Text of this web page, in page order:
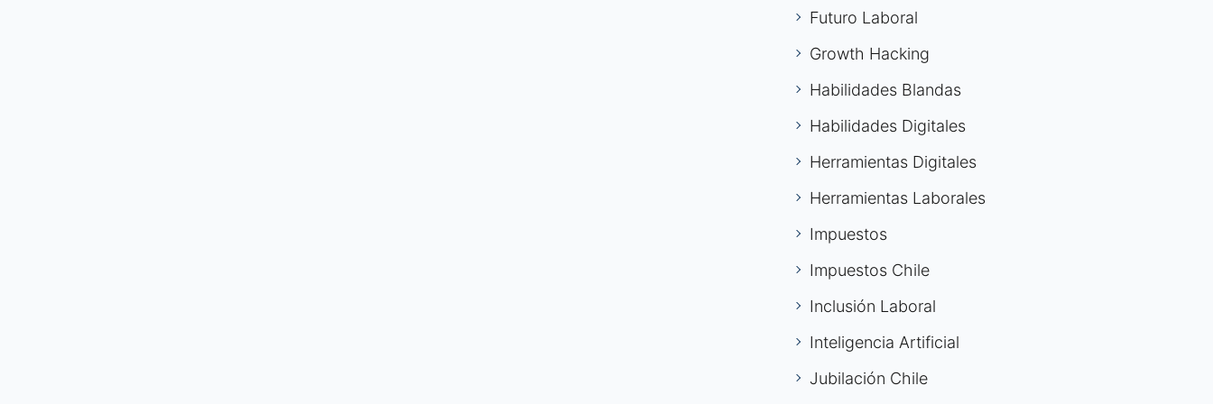
Futuro Laboral
Growth Hacking
Habilidades Blandas
Habilidades Digitales
Herramientas Digitales
Herramientas Laborales
Impuestos
Impuestos Chile
Inclusión Laboral
Inteligencia Artificial
Jubilación Chile